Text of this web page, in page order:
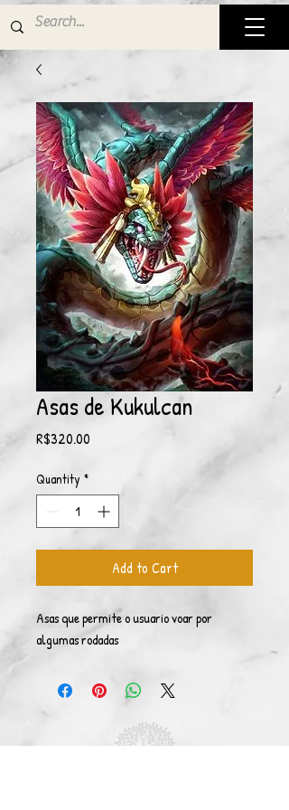
Asas de Kukulcan
R$320.00
Quantity *
Add to Cart
Asas que permite o usuario voar por
algumas rodadas